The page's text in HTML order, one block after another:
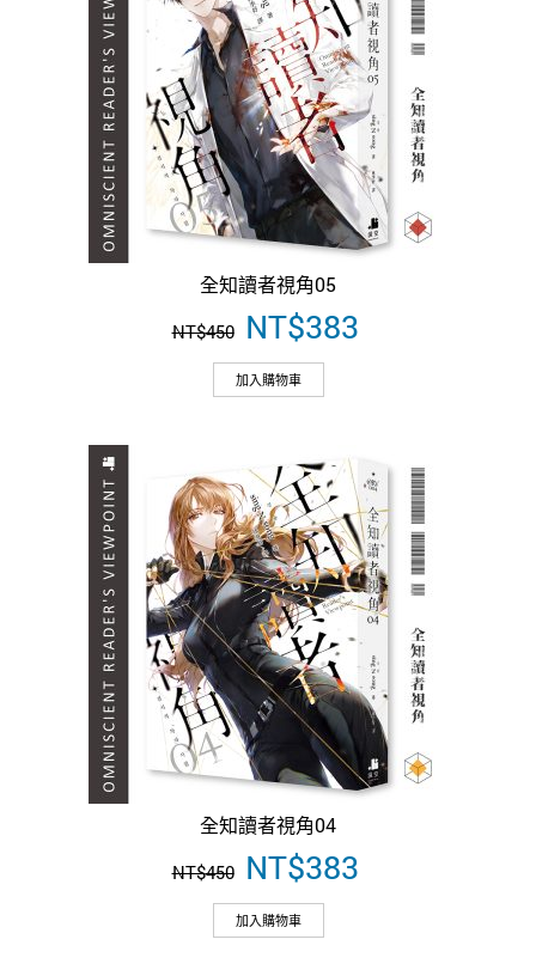
全知讀者視角05
NT$450 原
始
價
格：
NT$383
加入購物車
全知讀者視角04
NT$450 原
始
價
格：
NT$383
加入購物車